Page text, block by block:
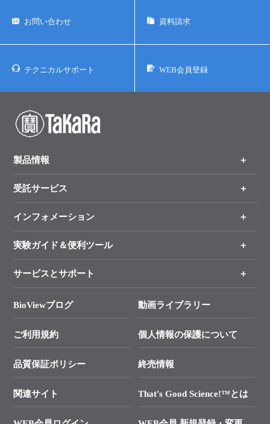
お問い合わせ 資料請求
テクニカルサポート WEB会員登録
製品情報
製品一覧
手法から製品を探す
新製品情報
受託サービス
オンライン注文
インフォメーション
キャンペーン
タカラバイオ各種会員募集のお知らせ
終売製品のお知らせ
価格改定のご案内
技術セミナーのご案内
タカラバイオ発表文献
実験ガイド＆便利ツール
リアルタイムPCR実験のススメ
幹細胞・再生医療研究ガイド
クローニング実験ガイド
SMARTer NGSポータルサイト
プライマー設計
サービスとサポート
総合お問い合わせ
├ 実験コンシェルジュ
├ 受託サービスお問い合わせ
BioViewブログ 動画ライブラリー
ご利用規約 個人情報の保護について
品質保証ポリシー 終売情報
関連サイト That's Good Science!™とは